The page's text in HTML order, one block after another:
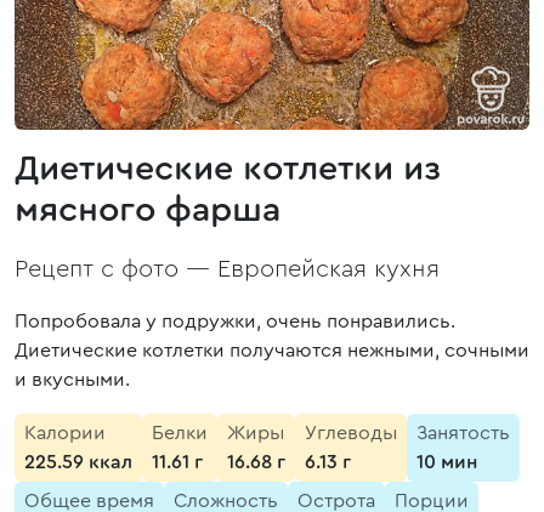
Диетические котлетки из
мясного фарша
Рецепт с фото — Европейская кухня
Попробовала у подружки, очень понравились.
Диетические котлетки получаются нежными, сочными
и вкусными.
Калории
225.59 ккал
Белки
11.61 г
Жиры
16.68 г
Углеводы
6.13 г
Занятость
10 мин
Общее время
Сложность
Острота
Порции